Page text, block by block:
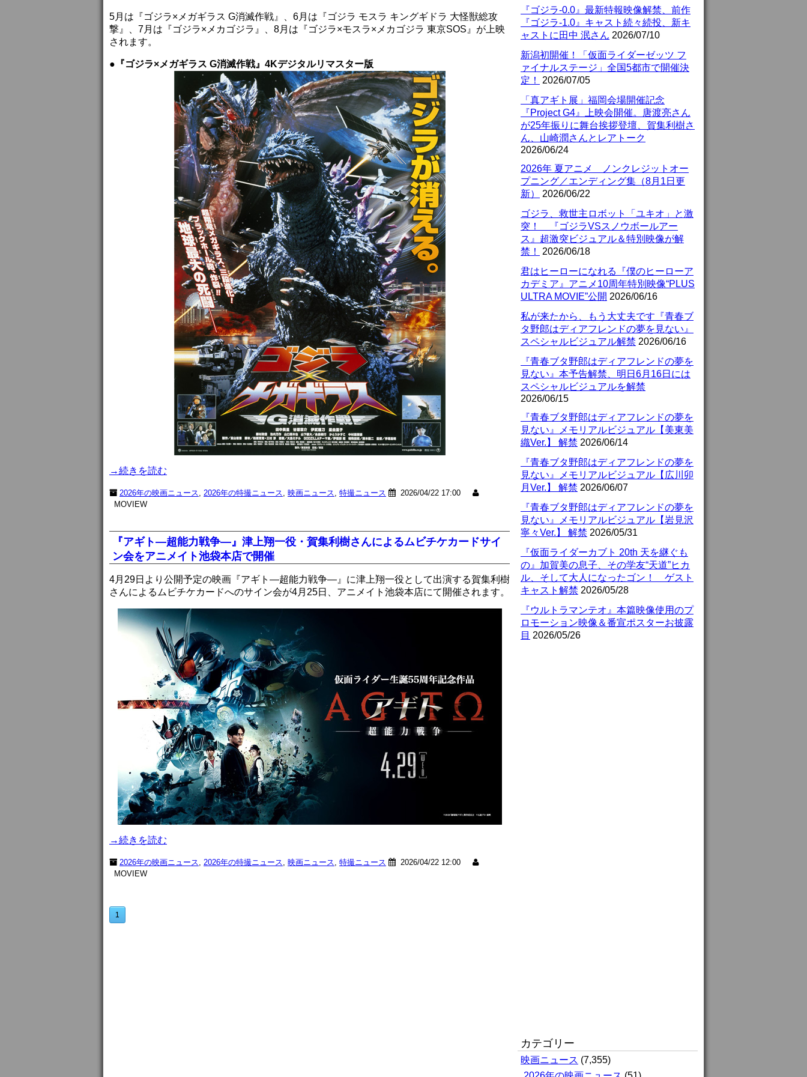
『ゴジラ-0.0』最新特報映像解禁、前作
『ゴジラ-1.0』キャスト続々続投、新キ
ャストに田中 泯さん 2026/07/10
新潟初開催！「仮面ライダーゼッツ フ
ァイナルステージ」全国5都市で開催決
定！
2026/07/05
「真アギト展」福岡会場開催記念
『Project G4』上映会開催。唐渡亮さん
が25年振りに舞台挨拶登壇、賀集利樹さ
ん、山崎潤さんとレアトーク
2026/06/24
2026年 夏アニメ ノンクレジットオー
プニング／エンディング集（8月1日更
新）
2026/06/22
ゴジラ、救世主ロボット「ユキオ」と激
突！ 『ゴジラVSスノウボールアー
ス』超激突ビジュアル＆特別映像が解
禁！
2026/06/18
君はヒーローになれる『僕のヒーローア
カデミア』アニメ10周年特別映像“PLUS
ULTRA MOVIE”公開 2026/06/16
私が来たから、もう大丈夫です『青春ブ
タ野郎はディアフレンドの夢を見ない』
スペシャルビジュアル解禁 2026/06/16
『青春ブタ野郎はディアフレンドの夢を
見ない』本予告解禁、明日6月16日には
スペシャルビジュアルを解禁
2026/06/15
『青春ブタ野郎はディアフレンドの夢を
見ない』メモリアルビジュアル【美東美
織Ver.】 解禁 2026/06/14
『青春ブタ野郎はディアフレンドの夢を
見ない』メモリアルビジュアル【広川卯
月Ver.】 解禁 2026/06/07
『青春ブタ野郎はディアフレンドの夢を
見ない』メモリアルビジュアル【岩見沢
寧々Ver.】 解禁 2026/05/31
『仮面ライダーカブト 20th 天を継ぐも
の』加賀美の息子、その学友“天道”ヒカ
ル、そして大人になったゴン！ ゲスト
キャスト解禁 2026/05/28
『ウルトラマンテオ』本篇映像使用のプ
ロモーション映像＆番宣ポスターお披露
目 2026/05/26
カテゴリー
映画ニュース (7,355)
5月は『ゴジラ×メガギラス G消滅作戦』、6月は『ゴジラ モスラ キングギドラ 大怪獣総攻
撃』、7月は『ゴジラ×メカゴジラ』、8月は『ゴジラ×モスラ×メカゴジラ 東京SOS』が上映
されます。
●『ゴジラ×メガギラス G消滅作戦』4Kデジタルリマスター版
→続きを読む
2026年の映画ニュース 2026年の特撮ニュース 映画ニュース 特撮ニュース
2026/04/22 17:00
MOVIEW
『アギト―超能力戦争―』津上翔一役・賀集利樹さんによるムビチケカードサイ
ン会をアニメイト池袋本店で開催
4月29日より公開予定の映画『アギト―超能力戦争―』に津上翔一役として出演する賀集利樹
さんによるムビチケカードへのサイン会が4月25日、アニメイト池袋本店にて開催されます。
→続きを読む
2026年の映画ニュース 2026年の特撮ニュース 映画ニュース 特撮ニュース
2026/04/22 12:00
MOVIEW
1